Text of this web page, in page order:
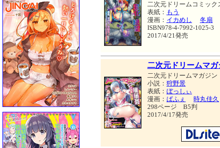
二次元ドリームコミック
表紙： もう
漫画： イカめし
冬扇
ISBN978-4-7992-1025-3
2017/4/21発売
二次元ドリームマ
二次元ドリームマガジン
小説： 狩野景
表紙： ぼっしぃ
漫画： ぱふぇ
時丸佳久
298ページ B5判
2017/4/17発売